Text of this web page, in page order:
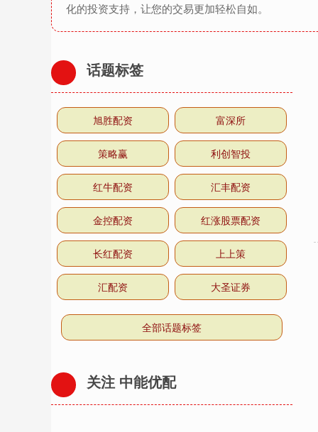
化的投资支持，让您的交易更加轻松自如。
话题标签
旭胜配资 富深所
策略赢 利创智投
红牛配资 汇丰配资
金控配资 红涨股票配资
长红配资 上上策
汇配资 大圣证券
全部话题标签
关注 中能优配